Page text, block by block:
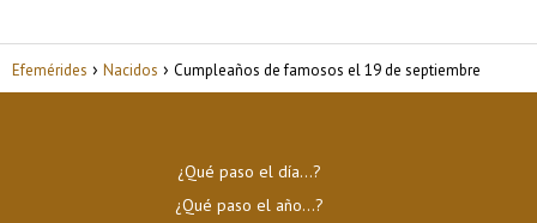
Efemérides Nacidos Cumpleaños de famosos el 19 de septiembre
¿Qué paso el día…?
¿Qué paso el año…?